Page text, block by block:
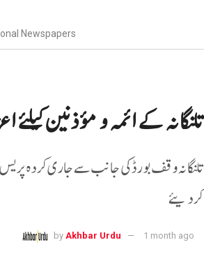
Newspapers
تلنگانہ کے ائمہ و مؤذنین کیلئے
کردیئے
by Akhbar Urdu 1 month ago